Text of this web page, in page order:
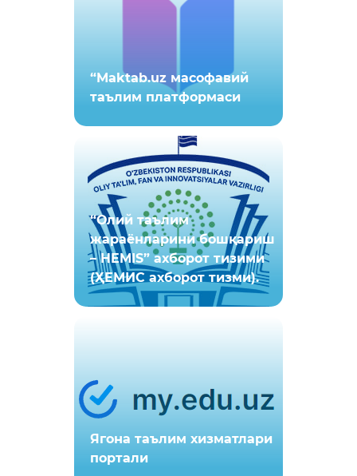
“Maktab.uz масофавий
таълим платформаси
“Олий таълим
жараёнларини бошқариш
– HEMIS” ахборот тизими
(ҲЕМИС ахборот тизми).
Ягона таълим хизматлари
портали